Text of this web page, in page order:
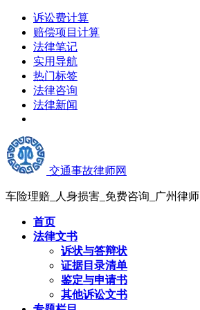
诉讼费计算
赔偿项目计算
法律笔记
实用导航
热门标签
法律咨询
法律新闻
交通事故律师网
车险理赔_人身损害_免费咨询_广州律师
首页
法律文书
诉状与答辩状
证据目录清单
鉴定与申请书
其他诉讼文书